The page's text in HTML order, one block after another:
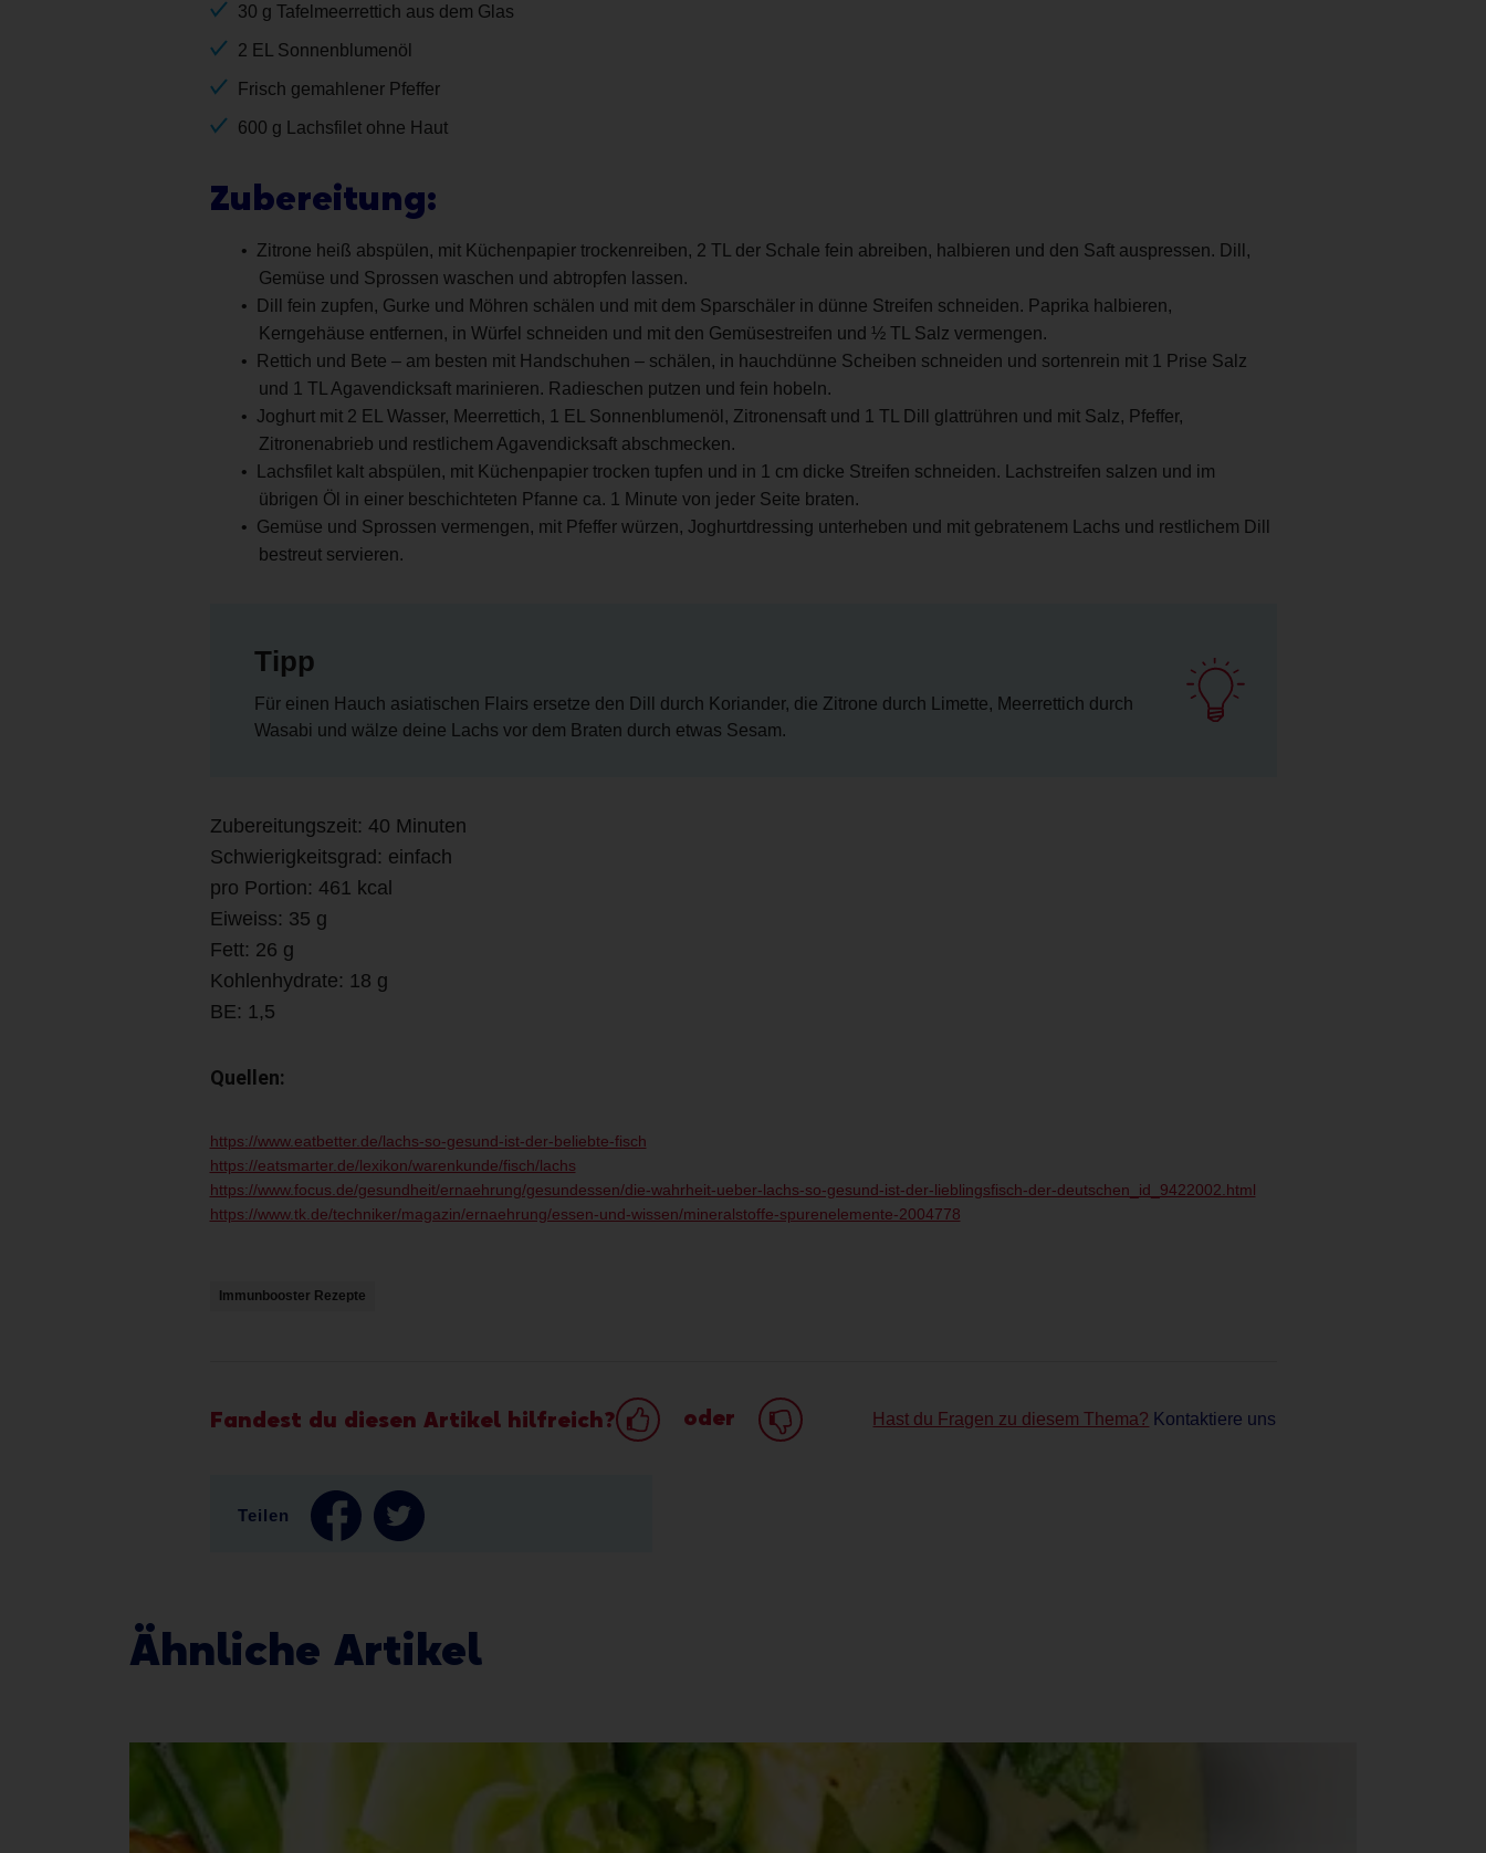
30 g Tafelmeerrettich aus dem Glas
2 EL Sonnenblumenöl
Frisch gemahlener Pfeffer
600 g Lachsfilet ohne Haut
Zubereitung:
Zitrone heiß abspülen, mit Küchenpapier trockenreiben, 2 TL der Schale fein abreiben, halbieren und den Saft auspressen. Dill,
Gemüse und Sprossen waschen und abtropfen lassen.
Dill fein zupfen, Gurke und Möhren schälen und mit dem Sparschäler in dünne Streifen schneiden. Paprika halbieren,
Kerngehäuse entfernen, in Würfel schneiden und mit den Gemüsestreifen und ½ TL Salz vermengen.
Rettich und Bete – am besten mit Handschuhen – schälen, in hauchdünne Scheiben schneiden und sortenrein mit 1 Prise Salz
und 1 TL Agavendicksaft marinieren. Radieschen putzen und fein hobeln.
Joghurt mit 2 EL Wasser, Meerrettich, 1 EL Sonnenblumenöl, Zitronensaft und 1 TL Dill glattrühren und mit Salz, Pfeffer,
Zitronenabrieb und restlichem Agavendicksaft abschmecken.
Lachsfilet kalt abspülen, mit Küchenpapier trocken tupfen und in 1 cm dicke Streifen schneiden. Lachstreifen salzen und im
übrigen Öl in einer beschichteten Pfanne ca. 1 Minute von jeder Seite braten.
Gemüse und Sprossen vermengen, mit Pfeffer würzen, Joghurtdressing unterheben und mit gebratenem Lachs und restlichem Dill
bestreut servieren.
Tipp
Für einen Hauch asiatischen Flairs ersetze den Dill durch Koriander, die Zitrone durch Limette, Meerrettich durch
Wasabi und wälze deine Lachs vor dem Braten durch etwas Sesam.
Zubereitungszeit: 40 Minuten
Schwierigkeitsgrad: einfach
pro Portion: 461 kcal
Eiweiss: 35 g
Fett: 26 g
Kohlenhydrate: 18 g
BE: 1,5
Quellen:
https://www.eatbetter.de/lachs-so-gesund-ist-der-beliebte-fisch
https://eatsmarter.de/lexikon/warenkunde/fisch/lachs
https://www.focus.de/gesundheit/ernaehrung/gesundessen/die-wahrheit-ueber-lachs-so-gesund-ist-der-lieblingsfisch-der-deutschen_id_9422002.html
https://www.tk.de/techniker/magazin/ernaehrung/essen-und-wissen/mineralstoffe-spurenelemente-2004778
Immunbooster Rezepte
Fandest du diesen Artikel hilfreich? oder Hast du Fragen zu diesem Thema? Kontaktiere uns
Teilen
Ähnliche Artikel